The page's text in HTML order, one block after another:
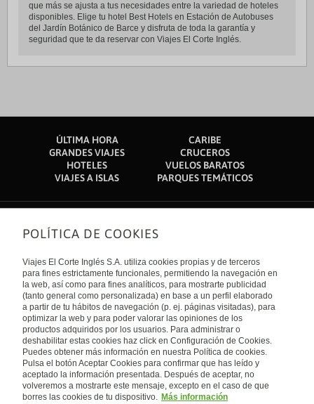
que más se ajusta a tus necesidades entre la variedad de hoteles
disponibles. Elige tu hotel Best Hotels en Estación de Autobuses
del Jardín Botánico de Barce y disfruta de toda la garantía y
seguridad que te da reservar con Viajes El Corte Inglés.
ÚLTIMA HORA
CARIBE
GRANDES VIAJES
CRUCEROS
HOTELES
VUELOS BARATOS
VIAJES A ISLAS
PARQUES TEMÁTICOS
Sobre nosotros
Quiénes somos
Financiación
Sostenibilidad
Turismo accesible
Tarjeta El Corte Inglés
Trabaja con nosotros
El Corte Inglés
Canal Ético
Enlaces de interés
Guías de viaje
Catálogos
Auto check-in
Condiciones Generales
Política de privacidad
Política de cookies
Accesibilidad
Empresas/ Grupos
Internacional
España
Visita nuestro blog
Blog de Viajes el Corte inglés
POLÍTICA DE COOKIES
Viajes El Corte Inglés S.A. utiliza cookies propias y de terceros
para fines estrictamente funcionales, permitiendo la navegación en
la web, así como para fines analíticos, para mostrarte publicidad
(tanto general como personalizada) en base a un perfil elaborado
a partir de tu hábitos de navegación (p. ej. páginas visitadas), para
optimizar la web y para poder valorar las opiniones de los
productos adquiridos por los usuarios. Para administrar o
deshabilitar estas cookies haz click en Configuración de Cookies.
Puedes obtener más información en nuestra Política de cookies.
Pulsa el botón Aceptar Cookies para confirmar que has leído y
aceptado la información presentada. Después de aceptar, no
volveremos a mostrarte este mensaje, excepto en el caso de que
borres las cookies de tu dispositivo. Más información